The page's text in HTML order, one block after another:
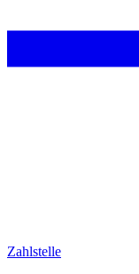
Zahlstelle